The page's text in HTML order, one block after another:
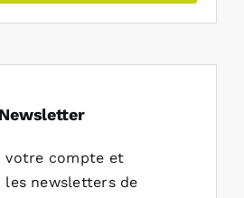
Newsletter
votre compte et
les newsletters de